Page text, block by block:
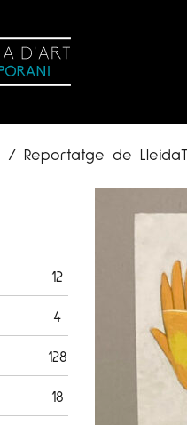
/ Reportatge de
12
4
128
18